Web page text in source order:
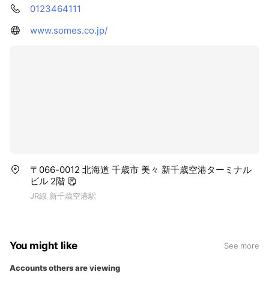
0123464111
www.somes.co.jp/
〒066-0012 北海道 千歳市 美々 新千歳空港ターミナル
ビル 2階
JR線 新千歳空港駅
You might like See more
Accounts others are viewing